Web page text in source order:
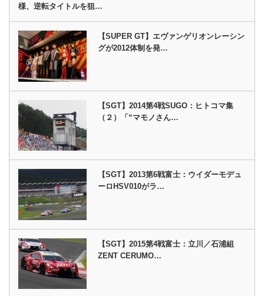
様、逆転タイトルを狙…
【SUPER GT】エヴァンゲリオンレーシン
グが2012体制を発…
【SGT】2014第4戦SUGO：ヒトコマ集
（２）「“マモノさん…
【SGT】2013第6戦富士：ウイダーモデュ
ーロHSV010がラ…
【SGT】2015第4戦富士：立川／石浦組
ZENT CERUMO…